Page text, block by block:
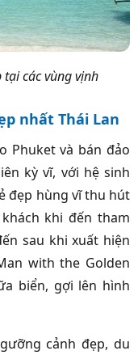
các vùng vịnh
nhất Thái Lan
Phuket và bán đảo
kỳ vĩ, với hệ sinh
đẹp hùng vĩ thu hút
khi đến tham
sau khi xuất hiện
with the Golden
biển, gợi lên hình
cảnh đẹp, du